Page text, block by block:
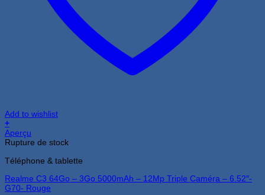
Add to wishlist
+
Aperçu
Rupture de stock
Téléphone & tablette
Realme C3 64Go – 3Go 5000mAh – 12Mp Triple Caméra – 6.52″-
G70- Rouge